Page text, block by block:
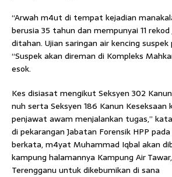
“Arwah m4ut di tempat kejadian
berusia 35 tahun dan mempunyai 11
ditahan. Ujian saringan air kencing
“Suspek akan direman di Kompleks
esok.
Kes disiasat mengikut Seksyen 302
nuh serta Seksyen 186 Kanun Keseksaan
penjawat awam menjalankan tugas,”
di pekarangan Jabatan Forensik HPP
berkata, m4yat Muhammad Iqbal akan
kampung halamannya Kampung Air
Terengganu untuk dikebumikan di sana